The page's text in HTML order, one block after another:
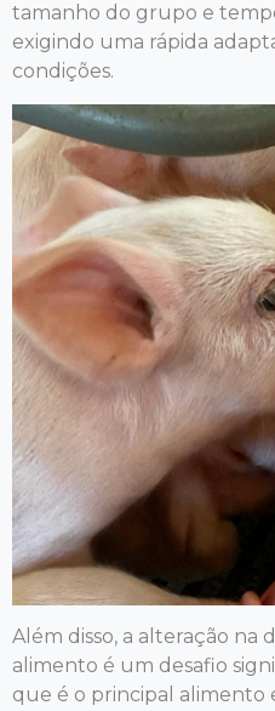
tamanho do grupo e
exigindo uma rápida
condições.
Além disso, a alteração
alimento é um desafio
que é o principal alimento